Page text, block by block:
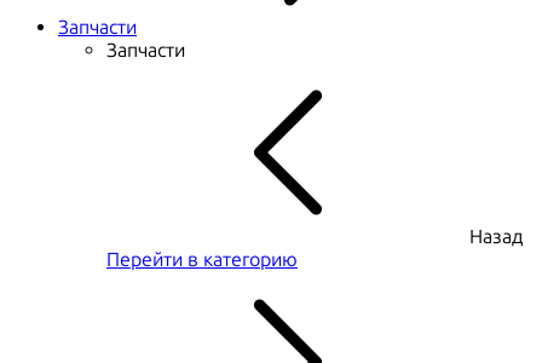
Запчасти
Запчасти
Назад
Перейти в категорию